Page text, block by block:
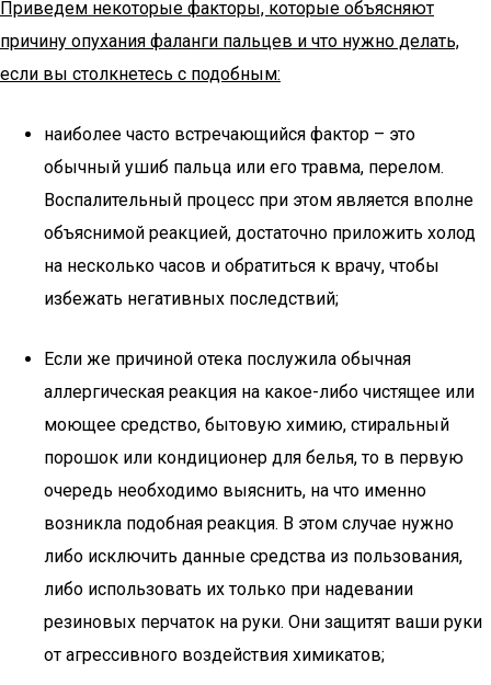
Приведем некоторые факторы, которые объясняют
причину опухания фаланги пальцев и что нужно делать,
если вы столкнетесь с подобным:
наиболее часто встречающийся фактор – это
обычный ушиб пальца или его травма, перелом.
Воспалительный процесс при этом является вполне
объяснимой реакцией, достаточно приложить холод
на несколько часов и обратиться к врачу, чтобы
избежать негативных последствий;
Если же причиной отека послужила обычная
аллергическая реакция на какое-либо чистящее или
моющее средство, бытовую химию, стиральный
порошок или кондиционер для белья, то в первую
очередь необходимо выяснить, на что именно
возникла подобная реакция. В этом случае нужно
либо исключить данные средства из пользования,
либо использовать их только при надевании
резиновых перчаток на руки. Они защитят ваши руки
от агрессивного воздействия химикатов;